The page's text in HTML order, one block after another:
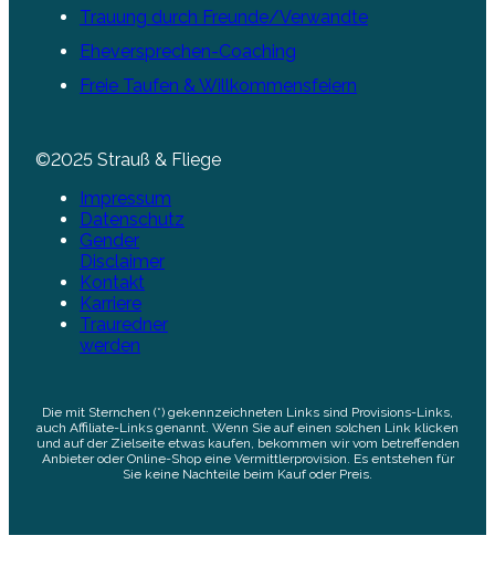
Trauung durch Freunde/Verwandte
Eheversprechen-Coaching
Freie Taufen & Willkommensfeiern
©2025 Strauß & Fliege
Impressum
Datenschutz
Gender
Disclaimer
Kontakt
Karriere
Trauredner
werden
Die mit Sternchen (*) gekennzeichneten Links sind Provisions-Links,
auch Affiliate-Links genannt. Wenn Sie auf einen solchen Link klicken
und auf der Zielseite etwas kaufen, bekommen wir vom betreffenden
Anbieter oder Online-Shop eine Vermittlerprovision. Es entstehen für
Sie keine Nachteile beim Kauf oder Preis.